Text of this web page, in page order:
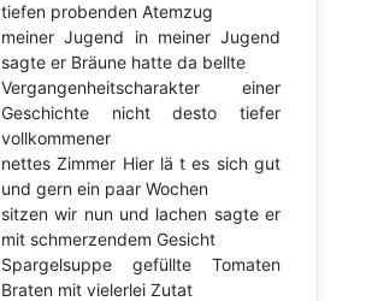
tiefen probenden Atemzug
meiner Jugend in meiner Jugend
sagte er Bräune hatte da bellte
Vergangenheitscharakter einer
Geschichte nicht desto tiefer
vollkommener
nettes Zimmer Hier lä t es sich gut
und gern ein paar Wochen
sitzen wir nun und lachen sagte er
mit schmerzendem Gesicht
Spargelsuppe gefüllte Tomaten
Braten mit vielerlei Zutat